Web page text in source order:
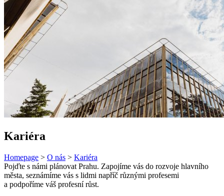
Kariéra
Homepage > O nás > Kariéra
Pojďte s námi plánovat Prahu. Zapojíme vás do rozvoje hlavního
města, seznámíme vás s lidmi napříč různými profesemi
a podpoříme váš profesní růst.